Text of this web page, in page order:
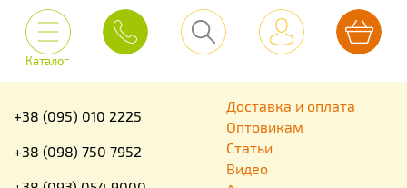
Каталог
+38 (095) 010 2225
+38 (098) 750 7952
Доставка и оплата
Оптовикам
Статьи
Видео